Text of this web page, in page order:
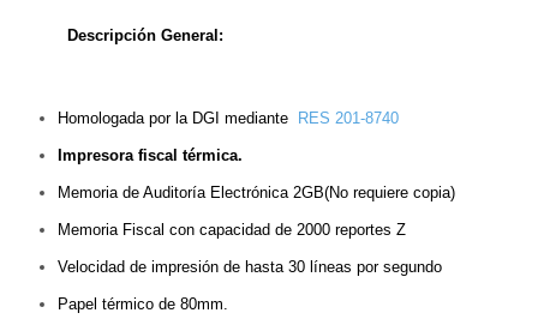
Descripción General:
Homologada por la DGI mediante RES 201-8740
Impresora fiscal térmica.
Memoria de Auditoría Electrónica 2GB(No requiere copia)
Memoria Fiscal con capacidad de 2000 reportes Z
Velocidad de impresión de hasta 30 líneas por segundo
Papel térmico de 80mm.